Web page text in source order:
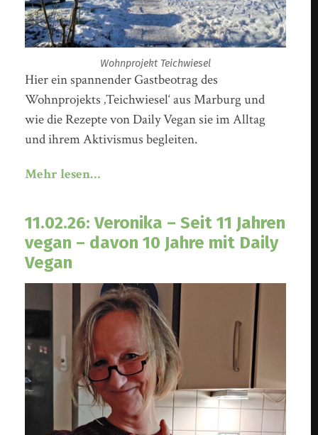
Wohnprojekt Teichwiesel
Hier ein spannender Gastbeotrag des
Wohnprojekts ‚Teichwiesel‘ aus Marburg und
wie die Rezepte von Daily Vegan sie im Alltag
und ihrem Aktivismus begleiten.
Mehr lesen…
11.02.26: Veronika – Seit 11 Jahren
vegan – davon 10 Jahre mit Daily
Vegan